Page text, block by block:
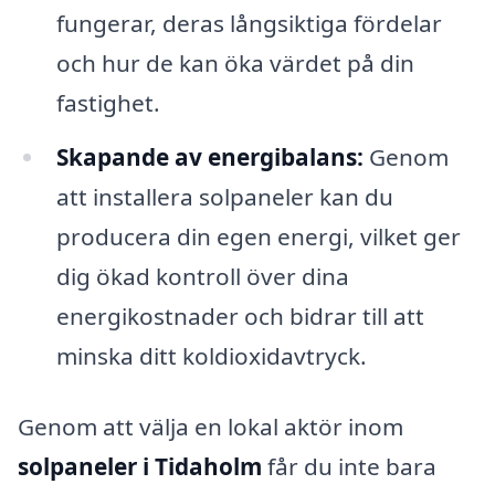
fungerar, deras långsiktiga fördelar
och hur de kan öka värdet på din
fastighet.
Skapande av energibalans: Genom
att installera solpaneler kan du
producera din egen energi, vilket ger
dig ökad kontroll över dina
energikostnader och bidrar till att
minska ditt koldioxidavtryck.
Genom att välja en lokal aktör inom
solpaneler i Tidaholm får du inte bara